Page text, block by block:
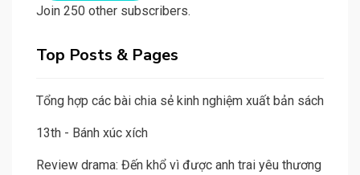
Join 250 other subscribers.
Top Posts & Pages
Tổng hợp các bài chia sẻ kinh nghiệm xuất bản sách
13th - Bánh xúc xích
Review drama: Đến khổ vì được anh trai yêu thương